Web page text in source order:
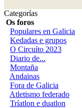
Categorías
Os foros
Populares en Galicia
Kedadas e grupos
O Circuíto 2023
Diario de...
Montaña
Andainas
Fora de Galicia
Atletismo federado
Tríatlon e duatlon